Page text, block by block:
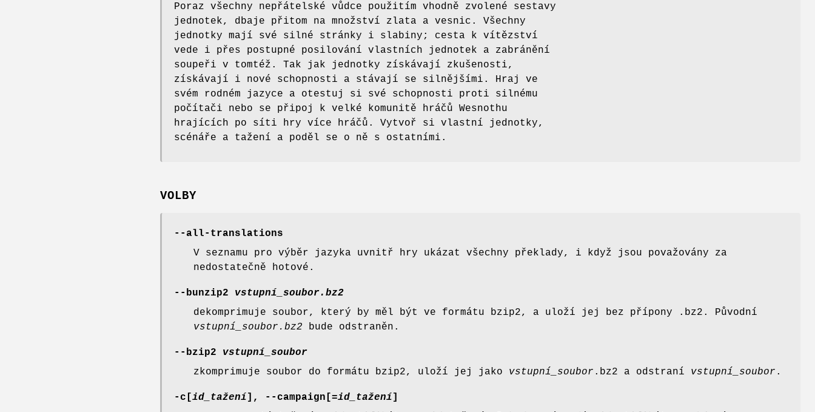
Poraz všechny nepřátelské vůdce použitím vhodně zvolené sestavy
jednotek, dbaje přitom na množství zlata a vesnic. Všechny
jednotky mají své silné stránky i slabiny; cesta k vítězství
vede i přes postupné posilování vlastních jednotek a zabránění
soupeři v tomtéž. Tak jak jednotky získávají zkušenosti,
získávají i nové schopnosti a stávají se silnějšími. Hraj ve
svém rodném jazyce a otestuj si své schopnosti proti silnému
počítači nebo se připoj k velké komunitě hráčů Wesnothu
hrajících po síti hry více hráčů. Vytvoř si vlastní jednotky,
scénáře a tažení a poděl se o ně s ostatními.
VOLBY
--all-translations
V seznamu pro výběr jazyka uvnitř hry ukázat všechny překlady, i když jsou považovány za
nedostatečně hotové.
--bunzip2 vstupní_soubor.bz2
dekomprimuje soubor, který by měl být ve formátu bzip2, a uloží jej bez přípony .bz2. Původní
vstupní_soubor.bz2 bude odstraněn.
--bzip2 vstupní_soubor
zkomprimuje soubor do formátu bzip2, uloží jej jako vstupní_soubor .bz2 a odstraní vstupní_soubor .
-c[ id_tažení ], --campaign[ =id_tažení